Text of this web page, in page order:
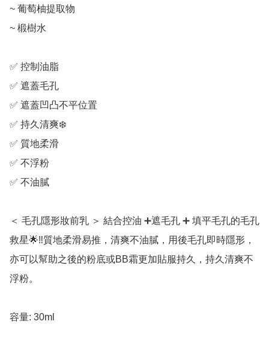
~ 葡萄柚提取物
~ 椴樹水
✅ 控制油脂
✅ 遮蓋毛孔
✅ 遮蓋凹凸不平位置
✅ 持久清爽❄️
✅ 質地柔滑
✅ 不浮粉
✅ 不油膩
＜ 毛孔隱形妝前乳 ＞ 結合控油 ➕遮毛孔 ➕ 填平毛孔的毛孔
救星🌟‼️質地柔滑易推，清爽不油膩，用後毛孔即時隱形，
亦可以幫助之後的粉底或BB霜更加貼服持久，持久清爽不
浮粉。
容量: 30ml